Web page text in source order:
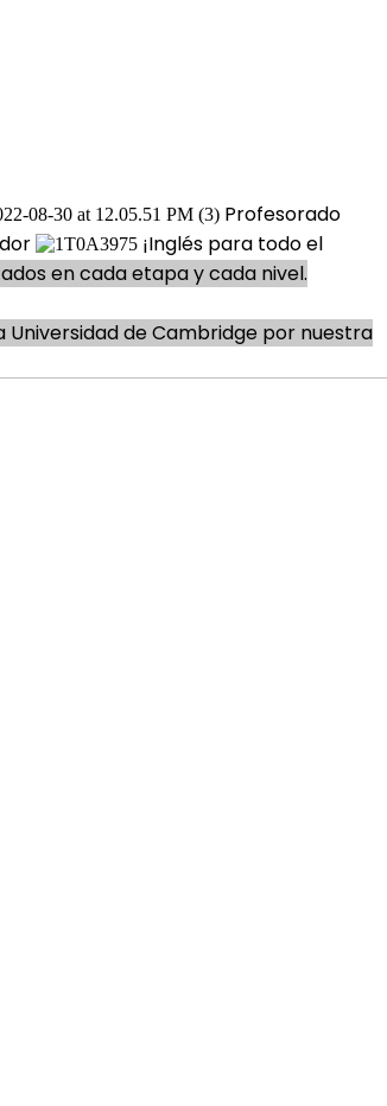
Profesorado
¡Inglés para todo el
en cada etapa y cada nivel.
Universidad de Cambridge por nuestra